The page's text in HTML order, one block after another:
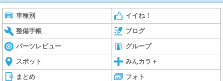
車種別 イイね！
整備手帳 ブログ
パーツレビュー グループ
スポット みんカラ＋
まとめ フォト